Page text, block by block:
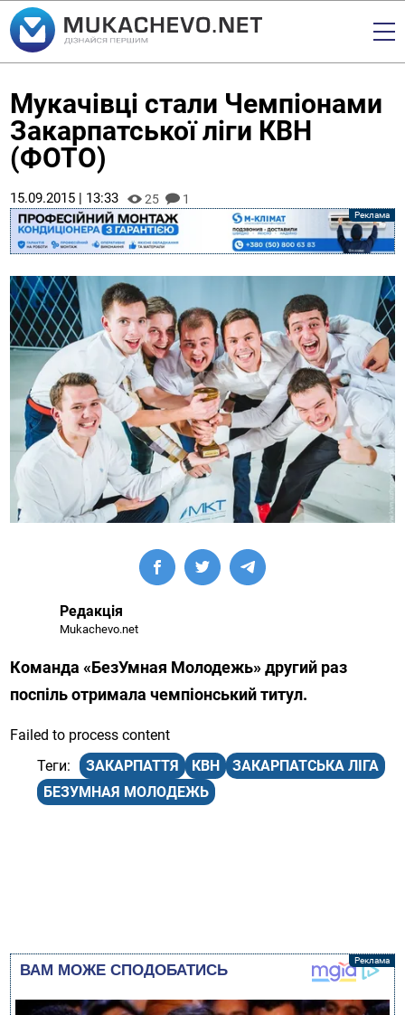
Мукачівці стали Чемпіонами
Закарпатської ліги КВН
(ФОТО)
15.09.2015 | 13:33 25 1
Редакція
Mukachevo.net
Команда «БезУмная Молодежь» другий раз
поспіль отримала чемпіонський титул.
Failed to process content
ЗАКАРПАТТЯ
КВН
ЗАКАРПАТСЬКА ЛІГА
БЕЗУМНАЯ МОЛОДЕЖЬ